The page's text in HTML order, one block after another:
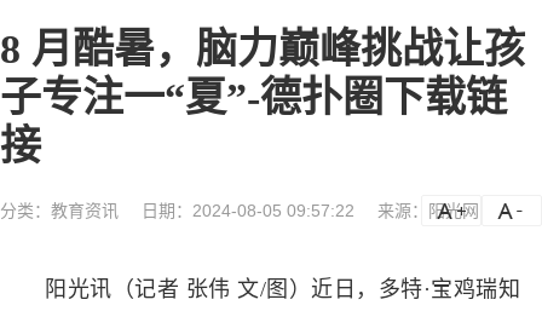
8 月酷暑，脑力巅峰挑战让孩
子专注一“夏”-德扑圈下载链
接
分类： 教育资讯 日期：2024-08-05 09:57:22 来源：阳光网
a
阳光讯（记者 张伟 文/图）近日，多特·宝鸡瑞知